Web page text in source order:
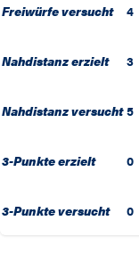
Freiwürfe versucht 4
Nahdistanz erzielt 3
Nahdistanz versucht 5
3-Punkte erzielt 0
3-Punkte versucht 0